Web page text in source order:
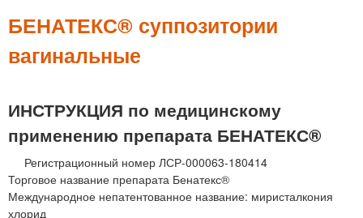
БЕНАТЕКС® суппозитории
вагинальные
ИНСТРУКЦИЯ по медицинскому
применению препарата БЕНАТЕКС®
Регистрационный номер ЛСР-000063-180414
Торговое название препарата Бенатекс®
Международное непатентованное название: миристалкония
хлорид